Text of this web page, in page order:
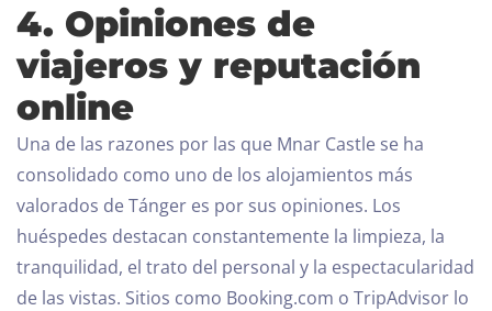
4. Opiniones de
viajeros y reputación
online
Una de las razones por las que Mnar Castle se ha
consolidado como uno de los alojamientos más
valorados de Tánger es por sus opiniones. Los
huéspedes destacan constantemente la limpieza, la
tranquilidad, el trato del personal y la espectacularidad
de las vistas. Sitios como Booking.com o TripAdvisor lo